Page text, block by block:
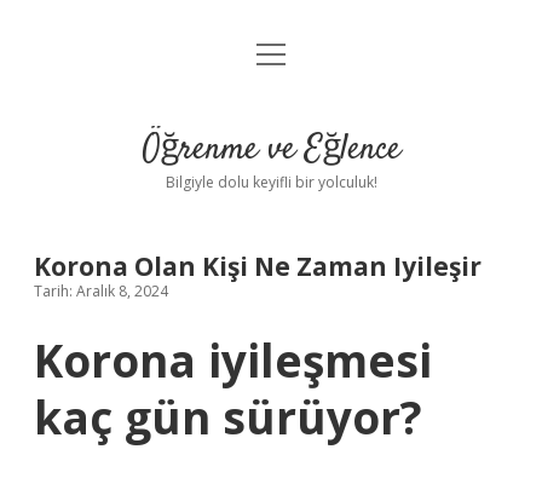
Anasayfa
Yasal Uyarı
menüyü
Öğrenme ve Eğlence
Bilgiyle dolu keyifli bir yolculuk!
Korona Olan Kişi Ne Zaman Iyileşir
Tarih: Aralık 8, 2024
Korona iyileşmesi
kaç gün sürüyor?